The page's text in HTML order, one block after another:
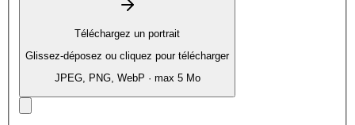
Téléchargez un portrait
Glissez-déposez ou cliquez pour télécharger
JPEG, PNG, WebP · max 5 Mo